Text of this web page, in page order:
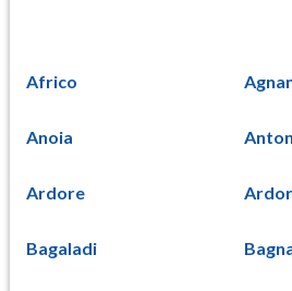
Africo
Anoia
Ardore
Bagaladi